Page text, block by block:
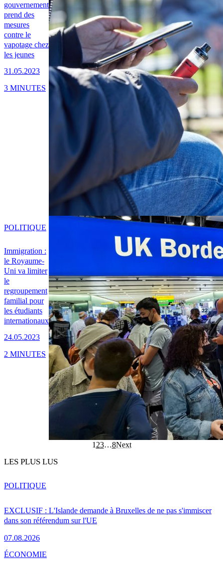
gouvernement
prend des
mesures
contre le
vapotage chez
les jeunes
31.05.2023
3 MINUTES
Immigration :
le Royaume-
Uni va limiter
le
regroupement
familial pour
les étudiants
internationaux
24.05.2023
POLITIQUE
2 MINUTES
1 23…8Next
LES PLUS LUS
EXCLUSIF : L'Islande demande à Bruxelles de ne pas s'immiscer
dans son référendum sur l'UE
07.08.2026
POLITIQUE
ÉCONOMIE